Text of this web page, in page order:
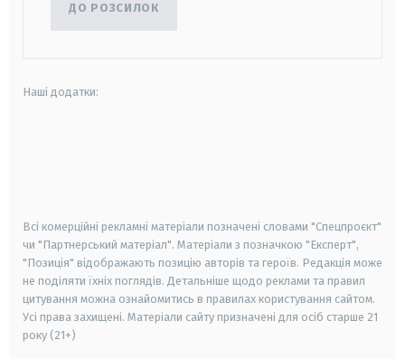
ДО РОЗСИЛОК
Наші додатки:
Всі комерційні рекламні матеріали позначені словами "Спецпроєкт"
чи "Партнерський матеріал". Матеріали з позначкою "Експерт",
"Позиція" відображають позицію авторів та героїв. Редакція може
не поділяти їхніх поглядів. Детальніше щодо реклами та правил
цитування можна ознайомитись в правилах користування сайтом.
Усі права захищені. Матеріали сайту призначені для осіб старше 21
року (21+)